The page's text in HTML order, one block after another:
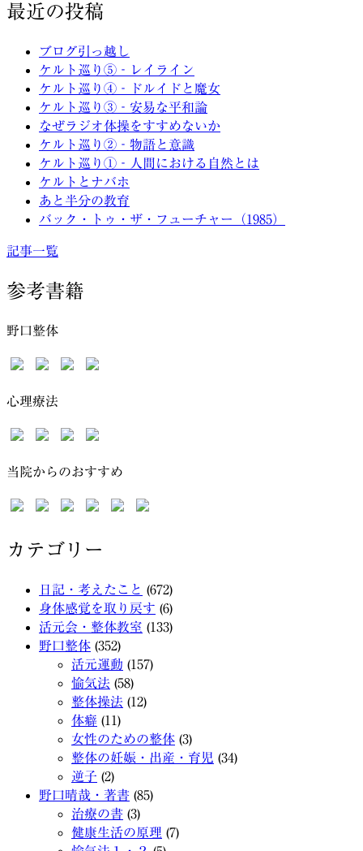
最近の投稿
ブログ引っ越し
ケルト巡り⑤‐レイライン
ケルト巡り④‐ドルイドと魔女
ケルト巡り③‐安易な平和論
なぜラジオ体操をすすめないか
ケルト巡り②‐物語と意識
ケルト巡り①‐人間における自然とは
ケルトとナバホ
あと半分の教育
バック・トゥ・ザ・フューチャー（1985）
記事一覧
参考書籍
野口整体
心理療法
当院からのおすすめ
カテゴリー
日記・考えたこと (672)
身体感覚を取り戻す (6)
活元会・整体教室 (133)
野口整体 (352)
活元運動 (157)
愉気法 (58)
整体操法 (12)
体癖 (11)
女性のための整体 (3)
整体の妊娠・出産・育児 (34)
逆子 (2)
野口晴哉・著書 (85)
治療の書 (3)
健康生活の原理 (7)